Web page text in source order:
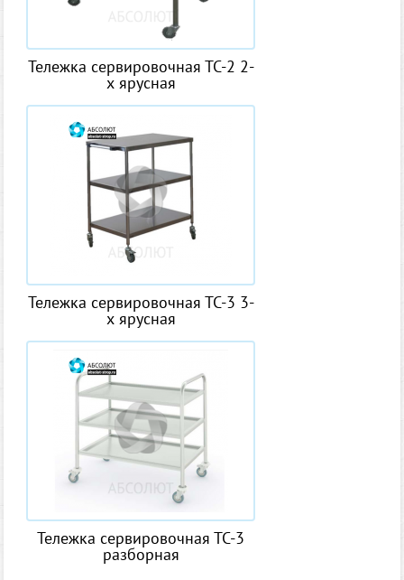
Тележка сервировочная ТС-2 2-
х ярусная
Тележка сервировочная ТС-3 3-
х ярусная
Тележка сервировочная ТС-3
разборная